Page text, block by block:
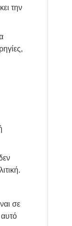
την
σε